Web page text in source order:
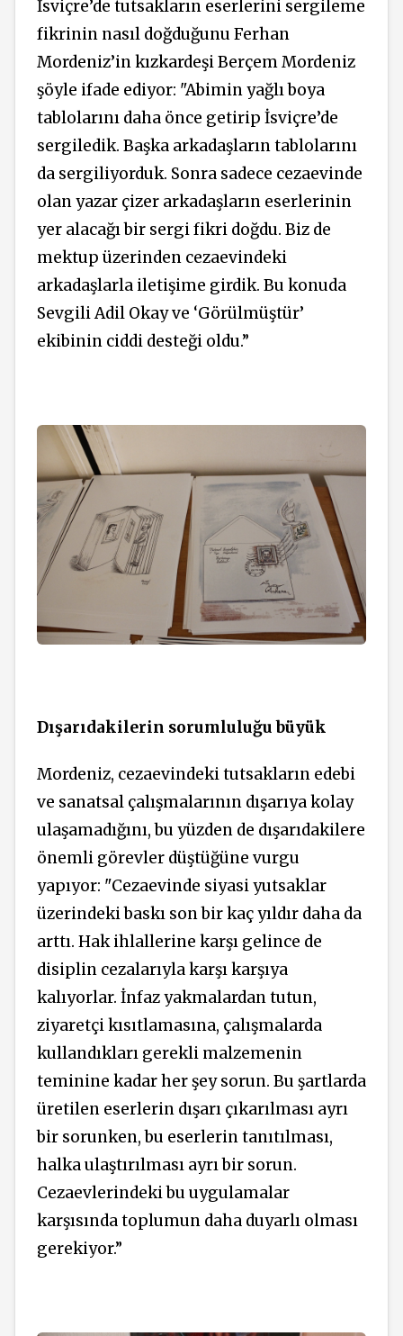
İsviçre’de tutsakların eserlerini sergileme
fikrinin nasıl doğduğunu Ferhan
Mordeniz’in kızkardeşi Berçem Mordeniz
şöyle ifade ediyor: "Abimin yağlı boya
tablolarını daha önce getirip İsviçre’de
sergiledik. Başka arkadaşların tablolarını
da sergiliyorduk. Sonra sadece cezaevinde
olan yazar çizer arkadaşların eserlerinin
yer alacağı bir sergi fikri doğdu. Biz de
mektup üzerinden cezaevindeki
arkadaşlarla iletişime girdik. Bu konuda
Sevgili Adil Okay ve ‘Görülmüştür’
ekibinin ciddi desteği oldu.”
Dışarıdakilerin sorumluluğu büyük
Mordeniz, cezaevindeki tutsakların edebi
ve sanatsal çalışmalarının dışarıya kolay
ulaşamadığını, bu yüzden de dışarıdakilere
önemli görevler düştüğüne vurgu
yapıyor: "Cezaevinde siyasi yutsaklar
üzerindeki baskı son bir kaç yıldır daha da
arttı. Hak ihlallerine karşı gelince de
disiplin cezalarıyla karşı karşıya
kalıyorlar. İnfaz yakmalardan tutun,
ziyaretçi kısıtlamasına, çalışmalarda
kullandıkları gerekli malzemenin
teminine kadar her şey sorun. Bu şartlarda
üretilen eserlerin dışarı çıkarılması ayrı
bir sorunken, bu eserlerin tanıtılması,
halka ulaştırılması ayrı bir sorun.
Cezaevlerindeki bu uygulamalar
karşısında toplumun daha duyarlı olması
gerekiyor.”